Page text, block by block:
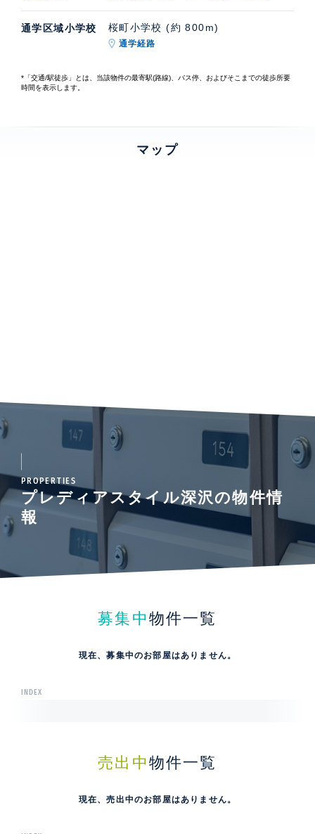
通学区域小学校 桜町小学校 (約 800m)
通学経路
*「交通/駅徒歩」とは、当該物件の最寄駅(路線)、バス停、およびそこまでの徒歩所要
時間を表示します。
マップ
PROPERTIES
プレディアスタイル深沢の物件情
報
募集中 物件一覧
現在、募集中のお部屋はありません。
INDEX
売出中 物件一覧
現在、売出中のお部屋はありません。